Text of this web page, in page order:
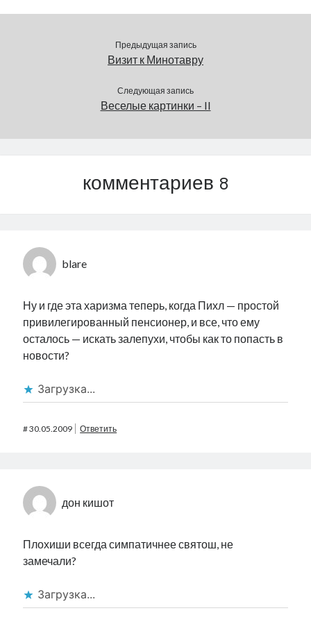
Предыдущая запись
Визит к Минотавру
Следующая запись
Веселые картинки – II
комментариев 8
blare
Ну и где эта харизма теперь, когда Пихл — простой
привилегированный пенсионер, и все, что ему
осталось — искать залепухи, чтобы как то попасть в
новости?
Загрузка...
#30.05.2009 Ответить
дон кишот
Плохиши всегда симпатичнее святош, не
замечали?
Загрузка...